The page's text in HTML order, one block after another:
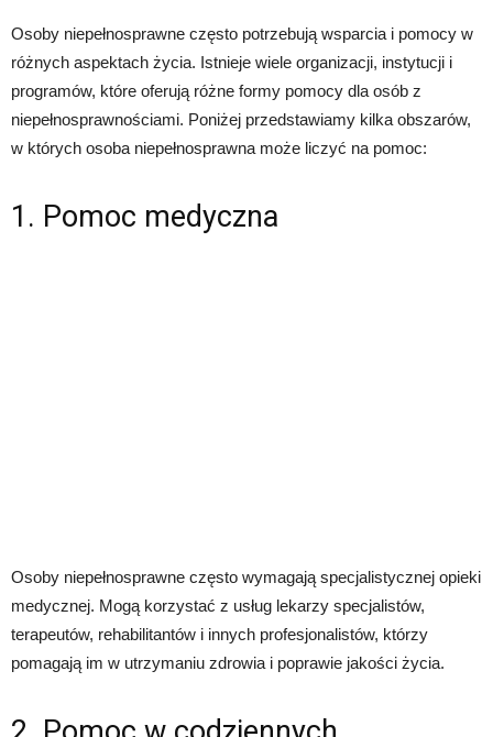
Osoby niepełnosprawne często potrzebują wsparcia i pomocy w
różnych aspektach życia. Istnieje wiele organizacji, instytucji i
programów, które oferują różne formy pomocy dla osób z
niepełnosprawnościami. Poniżej przedstawiamy kilka obszarów,
w których osoba niepełnosprawna może liczyć na pomoc:
1. Pomoc medyczna
Osoby niepełnosprawne często wymagają specjalistycznej opieki
medycznej. Mogą korzystać z usług lekarzy specjalistów,
terapeutów, rehabilitantów i innych profesjonalistów, którzy
pomagają im w utrzymaniu zdrowia i poprawie jakości życia.